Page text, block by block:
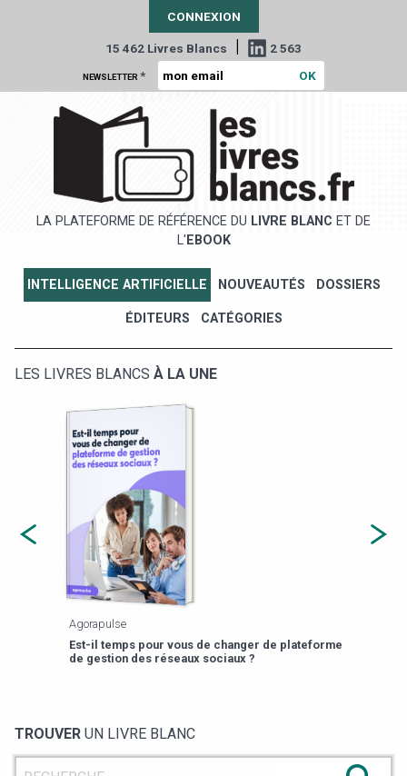
CONNEXION
15 462 Livres Blancs | 2 563
NEWSLETTER *
LA PLATEFORME DE RÉFÉRENCE DU LIVRE BLANC ET DE
L' EBOOK
INTELLIGENCE ARTIFICIELLE NOUVEAUTÉS DOSSIERS
ÉDITEURS CATÉGORIES
LES LIVRES BLANCS À LA UNE
Agorapulse
Est-il temps pour vous de changer de plateforme
de gestion des réseaux sociaux ?
TROUVER UN LIVRE BLANC